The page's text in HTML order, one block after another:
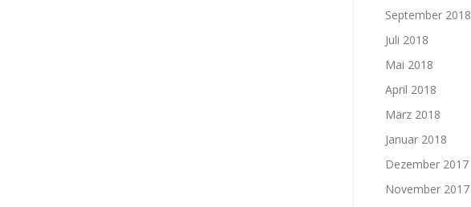
September 2018
Juli 2018
Mai 2018
April 2018
März 2018
Januar 2018
Dezember 2017
November 2017